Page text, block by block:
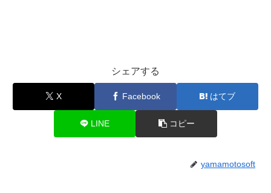
シェアする
X Facebook はてブ
LINE コピー
yamamotosoft